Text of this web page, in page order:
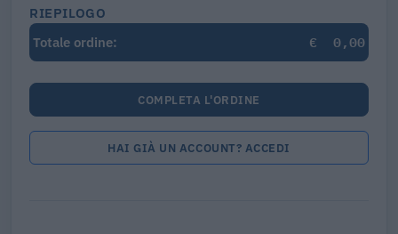
RIEPILOGO
Totale ordine:
€ 0,00
COMPLETA L'ORDINE
HAI GIÀ UN ACCOUNT? ACCEDI